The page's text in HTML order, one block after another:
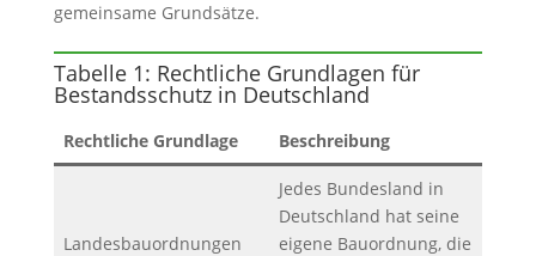
gemeinsame Grundsätze.
Tabelle 1: Rechtliche Grundlagen für
Bestandsschutz in Deutschland
Rechtliche Grundlage Beschreibung
Landesbauordnungen
Jedes Bundesland in
Deutschland hat seine
eigene Bauordnung, die